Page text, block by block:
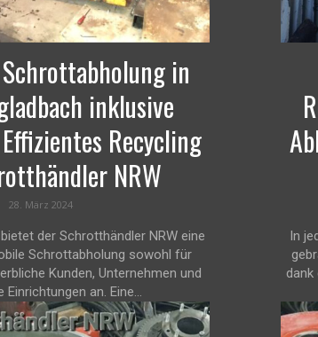
in
inklusive
Recycling
NRW
28. März 2024
der Schrotthändler NRW eine
Schrottabholung sowohl für
Kunden, Unternehmen und
an. Eine...
In
dank